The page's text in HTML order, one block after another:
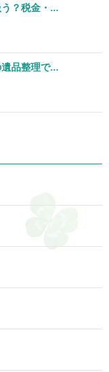
？税金・...
品整理で...